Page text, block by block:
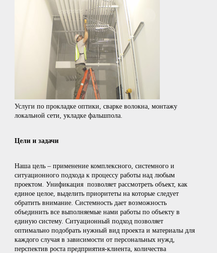
Услуги по прокладке оптики, сварке волокна, монтажу
локальной сети, укладке фальшпола.
Цели и задачи
Наша цель – применение комплексного, системного и
ситуационного подхода к процессу работы над любым
проектом. Унификация позволяет рассмотреть объект, как
единое целое, выделить приоритеты на которые следует
обратить внимание. Системность дает возможность
объединить все выполняемые нами работы по объекту в
единую систему. Ситуационный подход позволяет
оптимально подобрать нужный вид проекта и материалы для
каждого случая в зависимости от персональных нужд,
перспектив роста предприятия-клиента, количества